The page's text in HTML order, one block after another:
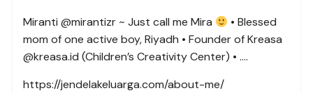
Miranti @mirantizr ~ Just call me Mira
• Blessed
mom of one active boy, Riyadh • Founder of Kreasa
@kreasa.id (Children’s Creativity Center) • ….
https://jendelakeluarga.com/about-me/